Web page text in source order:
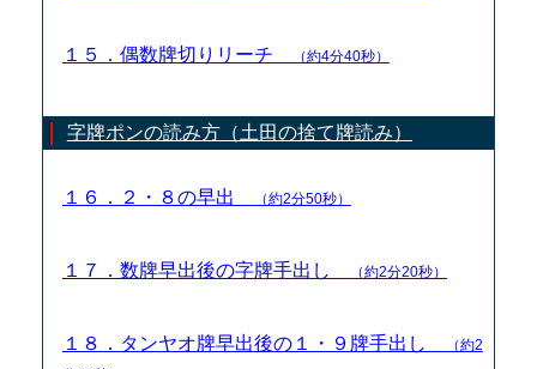
１５．偶数牌切りリーチ （約4分40秒）
字牌ポンの読み方（土田の捨て牌読み）
１６．２・８の早出 （約2分50秒）
１７．数牌早出後の字牌手出し （約2分20秒）
１８．タンヤオ牌早出後の１・９牌手出し
（約2